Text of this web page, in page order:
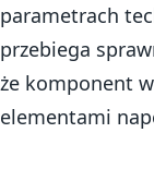
parametrach
przebiega
że komponent
elementami